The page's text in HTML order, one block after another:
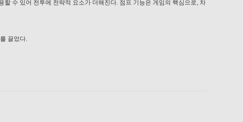
수 있어 전투에 전략적 요소가 더해진다. 점프 기능은 게임의 핵심으로, 차
끌었다.